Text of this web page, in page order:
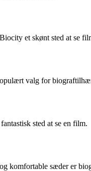
et skønt sted at se
valg for
sted at se en film.
komfortable sæder er